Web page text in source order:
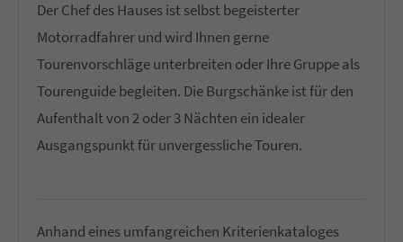
Der Chef des Hauses ist selbst begeisterter
Motorradfahrer und wird Ihnen gerne
Tourenvorschläge unterbreiten oder Ihre Gruppe als
Tourenguide begleiten. Die Burgschänke ist für den
Aufenthalt von 2 oder 3 Nächten ein idealer
Ausgangspunkt für unvergessliche Touren.
Anhand eines umfangreichen Kriterienkataloges